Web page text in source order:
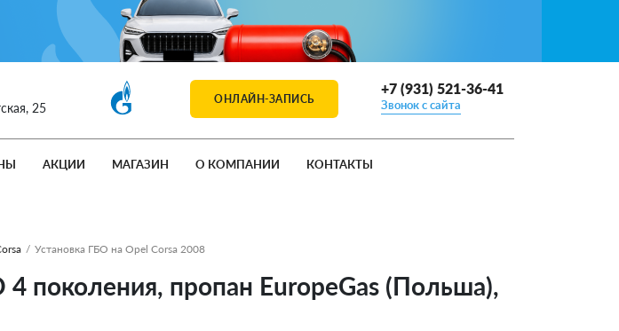
25
ОНЛАЙН-ЗАПИСЬ
+7 (931) 521-36-41
Звонок с сайта
АКЦИИ МАГАЗИН О КОМПАНИИ КОНТАКТЫ
/ Установка ГБО на Opel Corsa 2008
поколения, пропан EuropeGas (Польша),